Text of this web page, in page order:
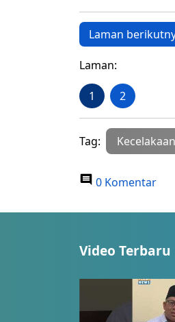
Laman
Laman:
1 2
Tag: Kecelakaan
0 Komentar
Video Terbaru